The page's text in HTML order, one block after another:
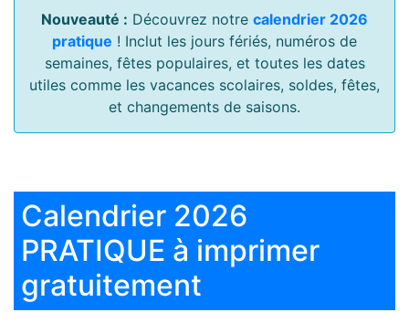
Nouveauté : Découvrez notre calendrier 2026
pratique ! Inclut les jours fériés, numéros de
semaines, fêtes populaires, et toutes les dates
utiles comme les vacances scolaires, soldes, fêtes,
et changements de saisons.
Calendrier 2026
PRATIQUE à imprimer
gratuitement